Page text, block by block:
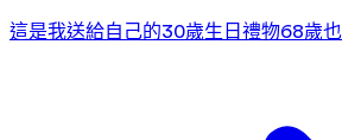
這是我送給自己的30歲生日禮物68歲